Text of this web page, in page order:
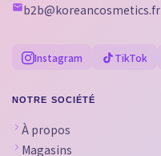
b2b@koreancosmetics.fr
Instagram TikTok
NOTRE SOCIÉTÉ
À propos
Magasins